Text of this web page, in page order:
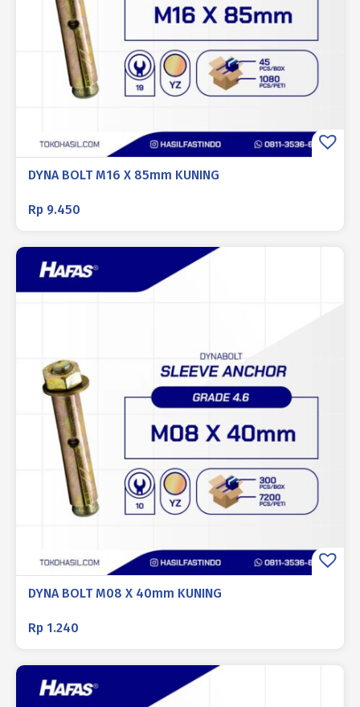
DYNA BOLT M16 X 85mm KUNING
Rp 9.450
DYNA BOLT M08 X 40mm KUNING
Rp 1.240